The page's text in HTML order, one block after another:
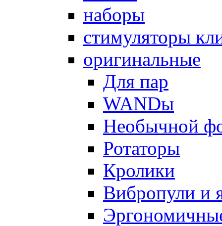
наборы
стимуляторы
оригинальные
Для пар
WANDы
Необычной
Ротаторы
Кролики
Вибропули и